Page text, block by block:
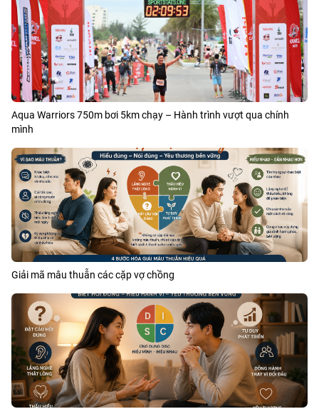
Aqua Warriors 750m bơi 5km chạy – Hành trình vượt qua chính
mình
Giải mã mâu thuẫn các cặp vợ chồng